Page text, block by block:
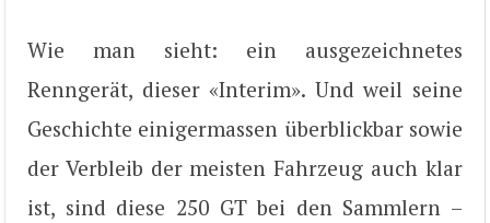
Wie man sieht: ein ausgezeichnetes
Renngerät, dieser «Interim». Und weil seine
Geschichte einigermassen überblickbar sowie
der Verbleib der meisten Fahrzeug auch klar
ist, sind diese 250 GT bei den Sammlern –